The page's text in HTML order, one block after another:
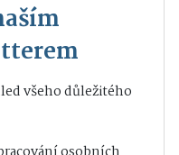
všeho důležitého